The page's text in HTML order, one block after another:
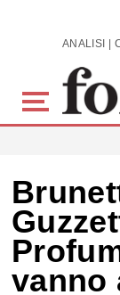
Skip to main
vanno